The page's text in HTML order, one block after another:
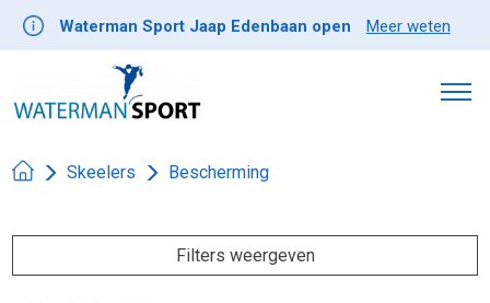
Waterman Sport Jaap Edenbaan open Meer weten
Skeelers Bescherming
Filters weergeven